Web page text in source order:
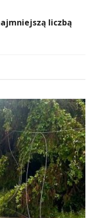
liczbą